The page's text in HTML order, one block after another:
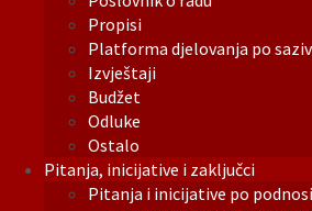
Propisi
Platforma djelovanja po
Izvještaji
Budžet
Odluke
Ostalo
Pitanja, inicijative i zaključci
Pitanja i inicijative po